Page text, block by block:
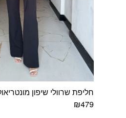
חליפת שרוולי שיפון
₪479